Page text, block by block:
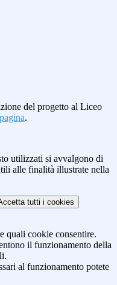
del progetto al Liceo
pagina.
utilizzati si avvalgono di
alle finalità illustrate nella
tutti i cookies
quali cookie consentire.
il funzionamento della
al funzionamento potete